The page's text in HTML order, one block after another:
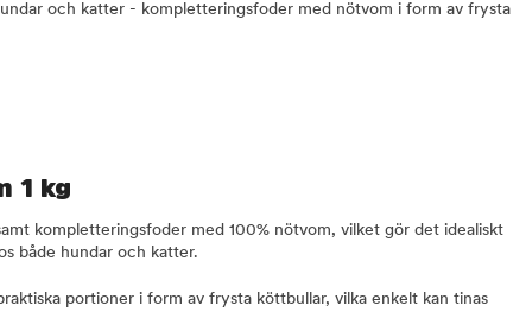
och katter - kompletteringsfoder med nötvom i form av frysta
1 kg
kompletteringsfoder med 100% nötvom, vilket gör det idealiskt
både hundar och katter.
portioner i form av frysta köttbullar, vilka enkelt kan tinas